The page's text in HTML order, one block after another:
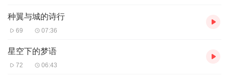
种翼与城的诗行
69 07:36
星空下的梦语
72 06:43